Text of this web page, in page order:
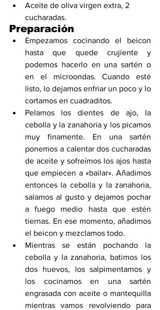
Aceite de oliva virgen extra, 2
cucharadas.
Preparación
Empezamos cocinando el beicon
hasta que quede crujiente y
podemos hacerlo en una sartén o
en el microondas. Cuando esté
listo, lo dejamos enfriar un poco y lo
cortamos en cuadraditos.
Pelamos los dientes de ajo, la
cebolla y la zanahoria y los picamos
muy finamente. En una sartén
ponemos a calentar dos cucharadas
de aceite y sofreímos los ajos hasta
que empiecen a «bailar». Añadimos
entonces la cebolla y la zanahoria,
salamos al gusto y dejamos pochar
a fuego medio hasta que estén
tiernas. En ese momento, añadimos
el beicon y mezclamos todo.
Mientras se están pochando la
cebolla y la zanahoria, batimos los
dos huevos, los salpimentamos y
los cocinamos en una sartén
engrasada con aceite o mantequilla
mientras vamos revolviendo para